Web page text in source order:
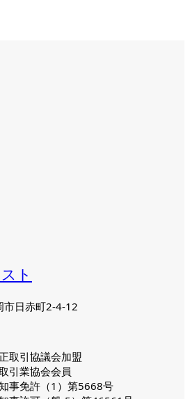
日赤町2-4-12
取引協議会加盟
引業協会会員
事免許（1）第5668号